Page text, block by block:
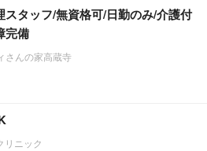
スタッフ/無資格可/日勤のみ/介護付
完備
さんの家高蔵寺
リニック